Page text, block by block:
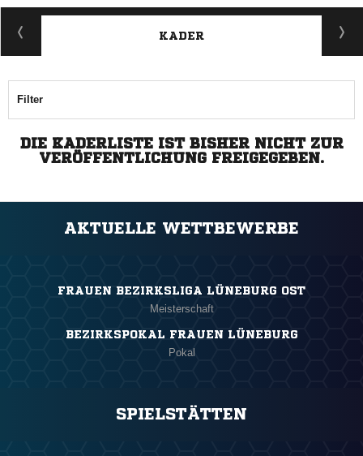
KADER
Filter
DIE KADERLISTE IST BISHER NICHT ZUR
VERÖFFENTLICHUNG FREIGEGEBEN.
AKTUELLE WETTBEWERBE
FRAUEN BEZIRKSLIGA LÜNEBURG OST
Meisterschaft
BEZIRKSPOKAL FRAUEN LÜNEBURG
Pokal
SPIELSTÄTTEN